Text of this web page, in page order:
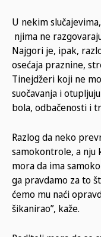
U nekim
njima ne
Najgori je, ipak,
osećaja praznine,
Tinejdžeri koji ne
suočavanja i
bola, odbačenosti i
Razlog da neko
samokontrole, a nju
mora da ima
ga pravdamo za to
ćemo mu naći
šikanirao”, kaže.